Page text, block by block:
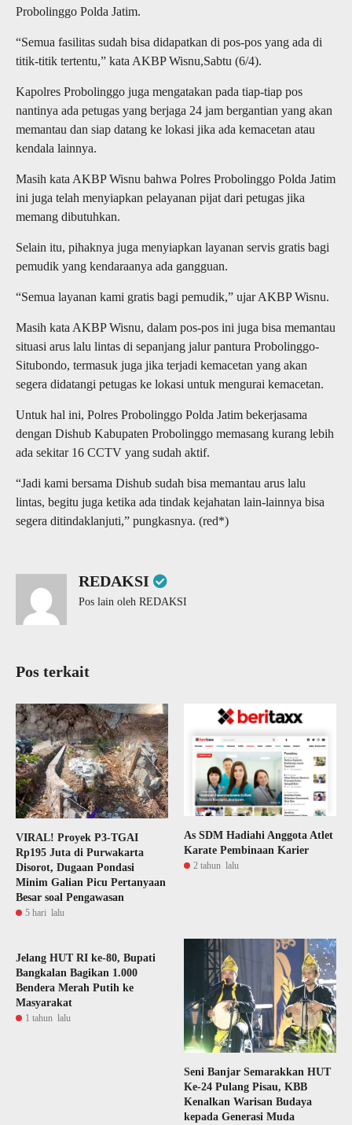
Probolinggo Polda Jatim.
“Semua fasilitas sudah bisa didapatkan di pos-pos yang ada di
titik-titik tertentu,” kata AKBP Wisnu,Sabtu (6/4).
Kapolres Probolinggo juga mengatakan pada tiap-tiap pos
nantinya ada petugas yang berjaga 24 jam bergantian yang akan
memantau dan siap datang ke lokasi jika ada kemacetan atau
kendala lainnya.
Masih kata AKBP Wisnu bahwa Polres Probolinggo Polda Jatim
ini juga telah menyiapkan pelayanan pijat dari petugas jika
memang dibutuhkan.
Selain itu, pihaknya juga menyiapkan layanan servis gratis bagi
pemudik yang kendaraanya ada gangguan.
“Semua layanan kami gratis bagi pemudik,” ujar AKBP Wisnu.
Masih kata AKBP Wisnu, dalam pos-pos ini juga bisa memantau
situasi arus lalu lintas di sepanjang jalur pantura Probolinggo-
Situbondo, termasuk juga jika terjadi kemacetan yang akan
segera didatangi petugas ke lokasi untuk mengurai kemacetan.
Untuk hal ini, Polres Probolinggo Polda Jatim bekerjasama
dengan Dishub Kabupaten Probolinggo memasang kurang lebih
ada sekitar 16 CCTV yang sudah aktif.
“Jadi kami bersama Dishub sudah bisa memantau arus lalu
lintas, begitu juga ketika ada tindak kejahatan lain-lainnya bisa
segera ditindaklanjuti,” pungkasnya. (red*)
REDAKSI
Pos lain oleh REDAKSI
Pos terkait
VIRAL! Proyek P3-TGAI
Rp195 Juta di Purwakarta
Disorot, Dugaan Pondasi
Minim Galian Picu Pertanyaan
Besar soal Pengawasan
5 hari lalu
As SDM Hadiahi Anggota Atlet
Karate Pembinaan Karier
2 tahun lalu
Jelang HUT RI ke-80, Bupati
Bangkalan Bagikan 1.000
Bendera Merah Putih ke
Masyarakat
1 tahun lalu
Seni Banjar Semarakkan HUT
Ke-24 Pulang Pisau, KBB
Kenalkan Warisan Budaya
kepada Generasi Muda